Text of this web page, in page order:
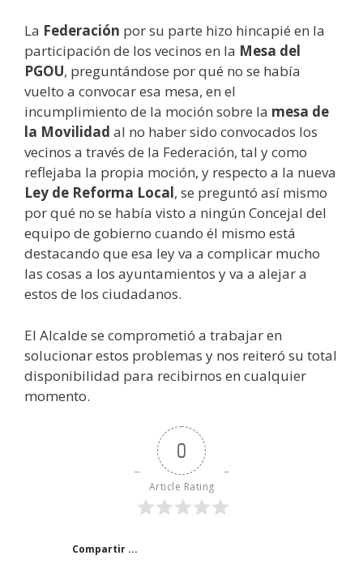
La Federación por su parte hizo hincapié en la
participación de los vecinos en la Mesa del
PGOU, preguntándose por qué no se había
vuelto a convocar esa mesa, en el
incumplimiento de la moción sobre la mesa de
la Movilidad al no haber sido convocados los
vecinos a través de la Federación, tal y como
reflejaba la propia moción, y respecto a la nueva
Ley de Reforma Local, se preguntó así mismo
por qué no se había visto a ningún Concejal del
equipo de gobierno cuando él mismo está
destacando que esa ley va a complicar mucho
las cosas a los ayuntamientos y va a alejar a
estos de los ciudadanos.
El Alcalde se comprometió a trabajar en
solucionar estos problemas y nos reiteró su total
disponibilidad para recibirnos en cualquier
momento.
0
Article Rating
Compartir ...